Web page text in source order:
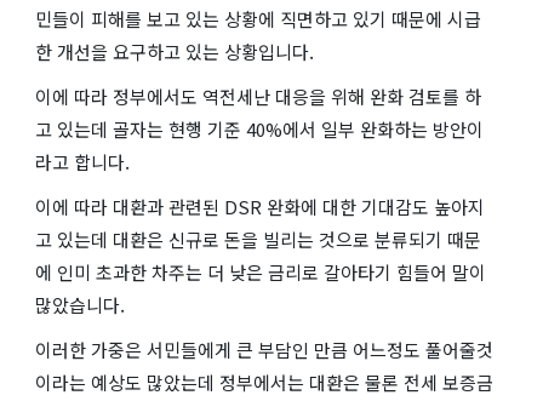
민들이 피해를 보고 있는 상황에 직면하고 있기 때문에 시급
한 개선을 요구하고 있는 상황입니다.
이에 따라 정부에서도 역전세난 대응을 위해 완화 검토를 하
고 있는데 골자는 현행 기준 40%에서 일부 완화하는 방안이
라고 합니다.
이에 따라 대환과 관련된 DSR 완화에 대한 기대감도 높아지
고 있는데 대환은 신규로 돈을 빌리는 것으로 분류되기 때문
에 인미 초과한 차주는 더 낮은 금리로 갈아타기 힘들어 말이
많았습니다.
이러한 가중은 서민들에게 큰 부담인 만큼 어느정도 풀어줄것
이라는 예상도 많았는데 정부에서는 대환은 물론 전세 보증금